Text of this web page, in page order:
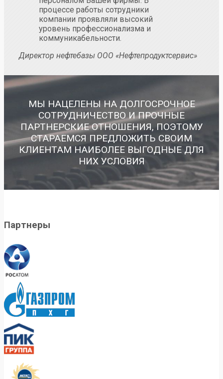
процессе работы сотрудники
компании проявляли высокий
уровень профессионализма и
коммуникабельности.
Директор нефтебазы ООО «Нефтепродуктсервис»
МЫ НАЦЕЛЕНЫ НА ДОЛГОСРОЧНОЕ
СОТРУДНИЧЕСТВО И ПРОЧНЫЕ
ПАРТНЕРСКИЕ ОТНОШЕНИЯ, ПОЭТОМУ
СТАРАЕМСЯ ПРЕДЛОЖИТЬ СВОИМ
КЛИЕНТАМ НАИБОЛЕЕ ВЫГОДНЫЕ ДЛЯ
НИХ УСЛОВИЯ
Партнеры